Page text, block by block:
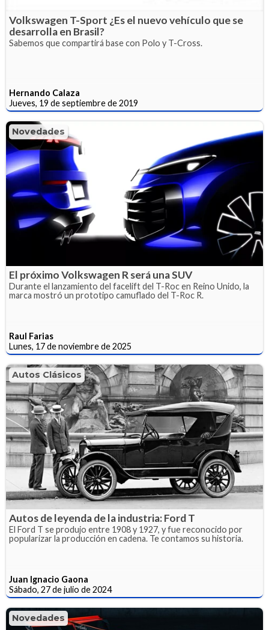
Volkswagen T-Sport ¿Es el nuevo vehículo que se
desarrolla en Brasil?
Sabemos que compartirá base con Polo y T-Cross.
Hernando Calaza
Jueves, 19 de septiembre de 2019
Novedades
El próximo Volkswagen R será una SUV
Durante el lanzamiento del facelift del T-Roc en Reino Unido, la
marca mostró un prototipo camuflado del T-Roc R.
Raul Farias
Lunes, 17 de noviembre de 2025
Autos Clásicos
Autos de leyenda de la industria: Ford T
El Ford T se produjo entre 1908 y 1927, y fue reconocido por
popularizar la producción en cadena. Te contamos su historia.
Juan Ignacio Gaona
Sábado, 27 de julio de 2024
Novedades